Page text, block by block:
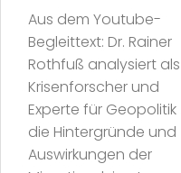
Aus dem Youtube-
Begleittext: Dr. Rainer
Rothfuß analysiert als
Krisenforscher und
Experte für Geopolitik
die Hintergründe und
Auswirkungen der